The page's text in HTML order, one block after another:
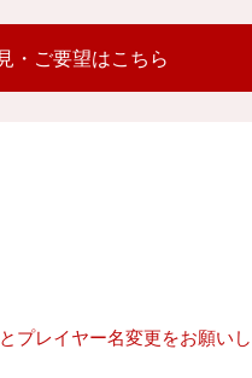
・ご要望はこちら
プレイヤー名変更をお願い